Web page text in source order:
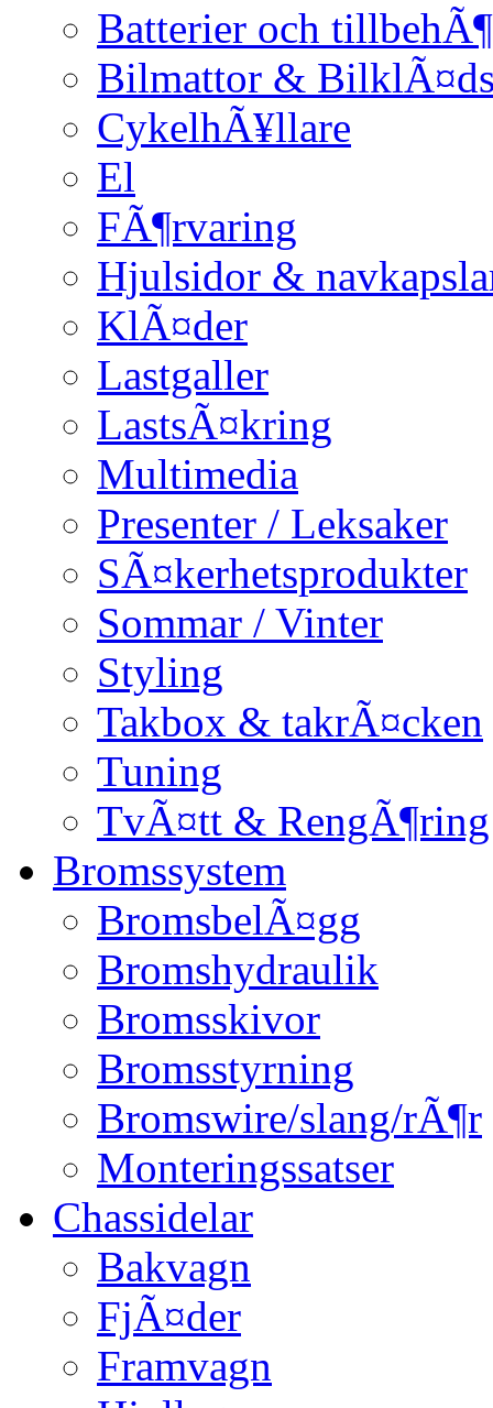
Batterier och
Bilmattor &
CykelhÃ¥llare
El
FÃ¶rvaring
Hjulsidor &
KlÃ¤der
Lastgaller
LastsÃ¤kring
Multimedia
Presenter / Leksaker
SÃ¤kerhetsprodukter
Sommar / Vinter
Styling
Takbox & takrÃ¤cken
Tuning
TvÃ¤tt & RengÃ¶ring
Bromssystem
BromsbelÃ¤gg
Bromshydraulik
Bromsskivor
Bromsstyrning
Bromswire/slang/rÃ¶r
Monteringssatser
Chassidelar
Bakvagn
FjÃ¤der
Framvagn